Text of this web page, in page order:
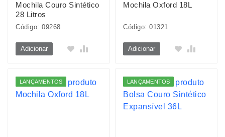
Mochila Couro Sintético
28 Litros
Código: 09268
Adicionar
Mochila Oxford 18L
Código: 01321
Adicionar
LANÇAMENTOS LANÇAMENTOS